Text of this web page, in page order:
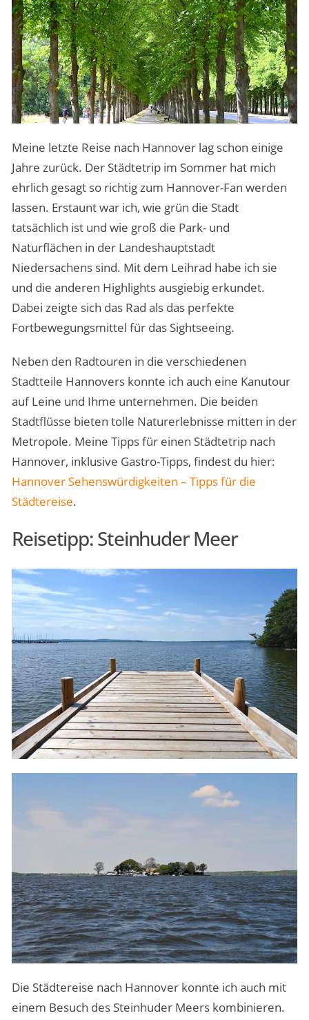
Meine letzte Reise nach Hannover lag schon einige
Jahre zurück. Der Städtetrip im Sommer hat mich
ehrlich gesagt so richtig zum Hannover-Fan werden
lassen. Erstaunt war ich, wie grün die Stadt
tatsächlich ist und wie groß die Park- und
Naturflächen in der Landeshauptstadt
Niedersachens sind. Mit dem Leihrad habe ich sie
und die anderen Highlights ausgiebig erkundet.
Dabei zeigte sich das Rad als das perfekte
Fortbewegungsmittel für das Sightseeing.
Neben den Radtouren in die verschiedenen
Stadtteile Hannovers konnte ich auch eine Kanutour
auf Leine und Ihme unternehmen. Die beiden
Stadtflüsse bieten tolle Naturerlebnisse mitten in der
Metropole. Meine Tipps für einen Städtetrip nach
Hannover, inklusive Gastro-Tipps, findest du hier:
Hannover Sehenswürdigkeiten – Tipps für die
Städtereise.
Reisetipp: Steinhuder Meer
Die Städtereise nach Hannover konnte ich auch mit
einem Besuch des Steinhuder Meers kombinieren.